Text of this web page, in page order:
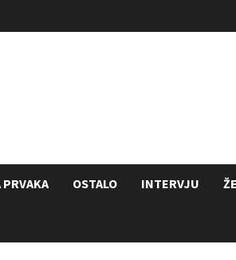
PRVAKA OSTALO INTERVJU